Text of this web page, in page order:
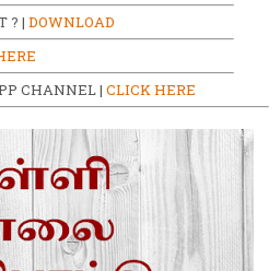
? | DOWNLOAD
CHANNEL | CLICK HERE